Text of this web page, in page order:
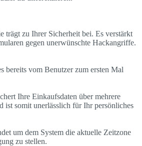
trägt zu Ihrer Sicherheit bei. Es verstärkt
gegen unerwünschte Hackangriffe.
bereits vom Benutzer zum ersten Mal
Ihre Einkaufsdaten über mehrere
ist somit unerlässlich für Ihr persönliches
um dem System die aktuelle Zeitzone
zu stellen.